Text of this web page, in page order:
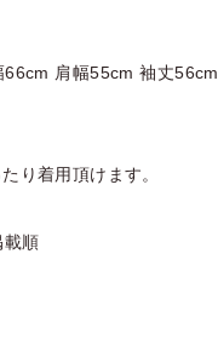
肩幅55cm 袖丈56cm
り着用頂けます。
順